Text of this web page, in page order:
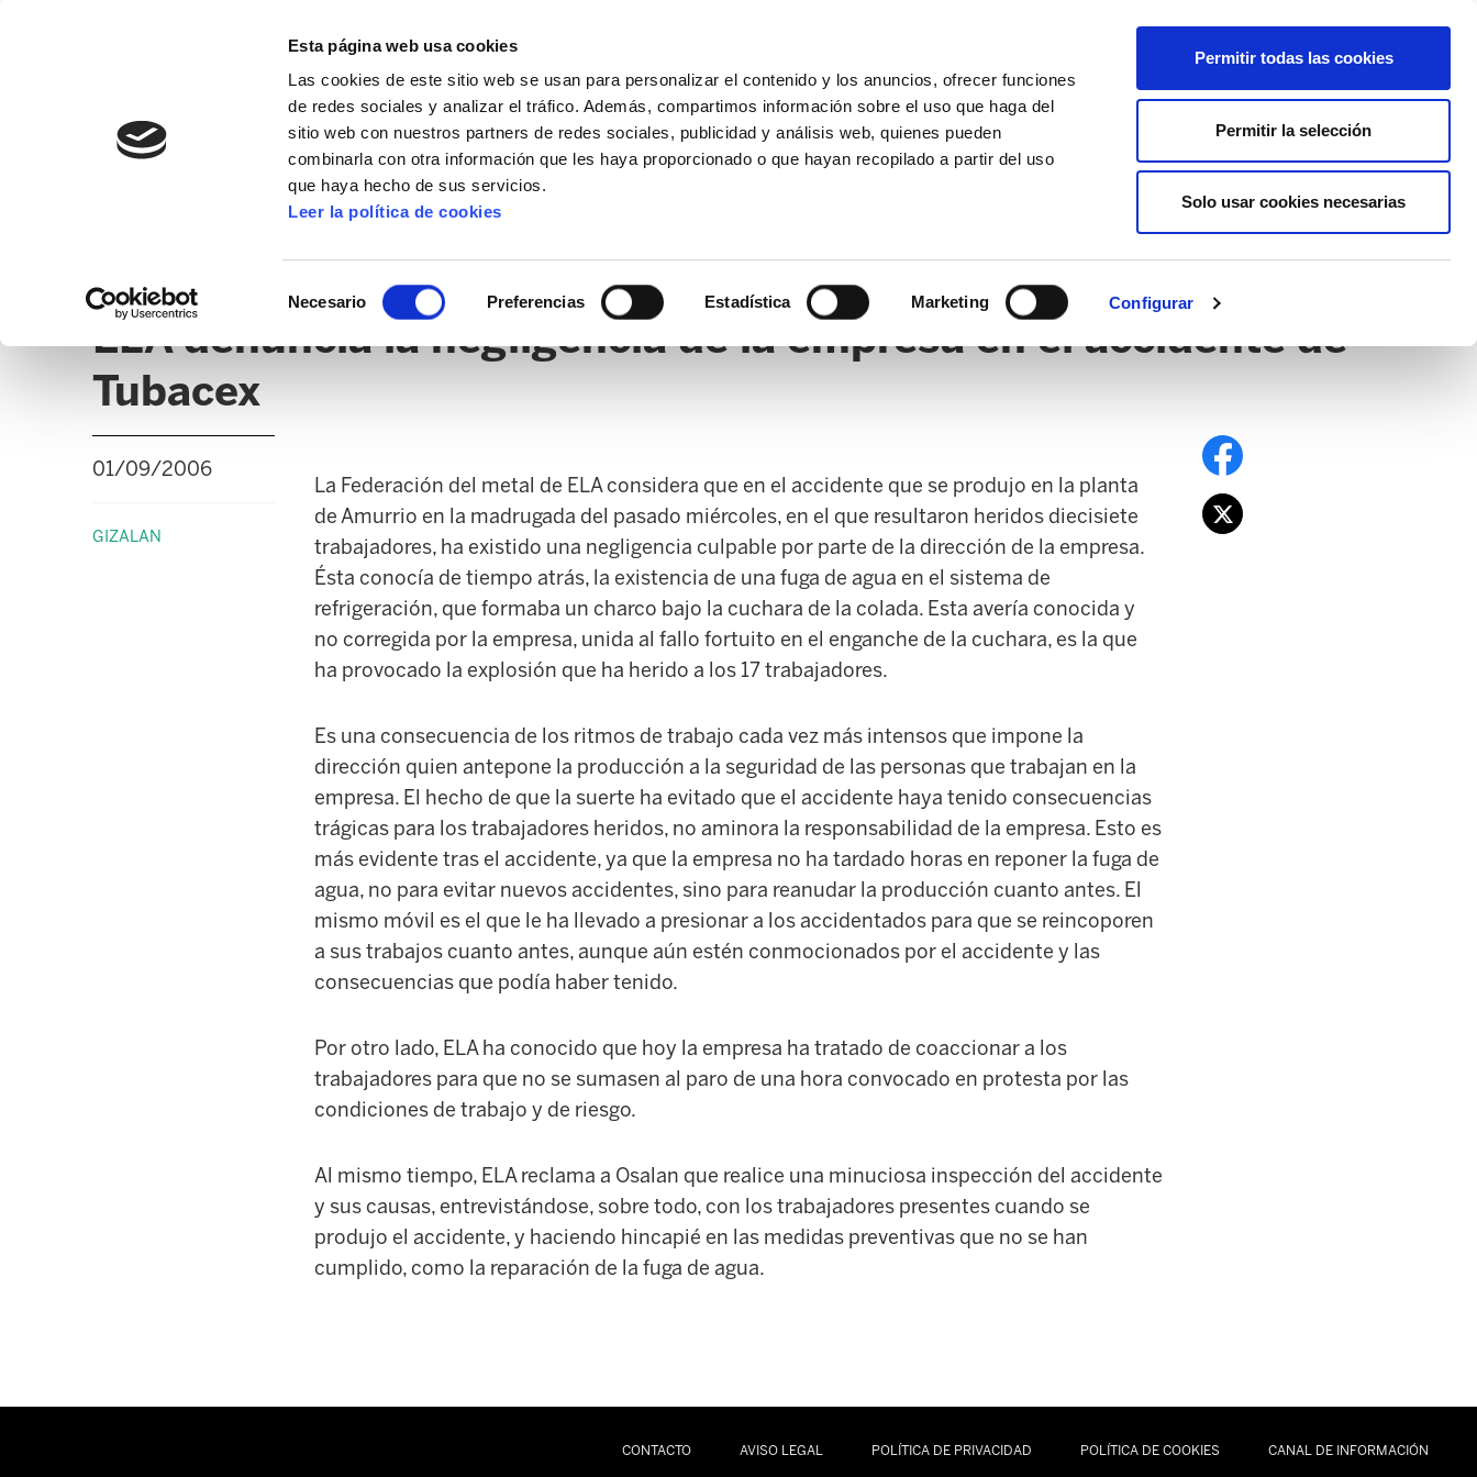
Esta página web usa cookies
Las cookies de este sitio web se usan para personalizar el contenido y los anuncios, ofrecer funciones
de redes sociales y analizar el tráfico. Además, compartimos información sobre el uso que haga del
sitio web con nuestros partners de redes sociales, publicidad y análisis web, quienes pueden
combinarla con otra información que les haya proporcionado o que hayan recopilado a partir del uso
que haya hecho de sus servicios.
Leer la política de cookies
Necesario Preferencias Estadística Marketing Configurar
Permitir todas las cookies
Permitir la selección
Solo usar cookies necesarias
AFÍLIATE
ELA denuncia la negligencia de la empresa en el accidente de
Tubacex
01/09/2006
GIZALAN
La Federación del metal de ELA considera que en el accidente que se produjo en la planta
de Amurrio en la madrugada del pasado miércoles, en el que resultaron heridos diecisiete
trabajadores, ha existido una negligencia culpable por parte de la dirección de la empresa.
Ésta conocía de tiempo atrás, la existencia de una fuga de agua en el sistema de
refrigeración, que formaba un charco bajo la cuchara de la colada. Esta avería conocida y
no corregida por la empresa, unida al fallo fortuito en el enganche de la cuchara, es la que
ha provocado la explosión que ha herido a los 17 trabajadores.
Es una consecuencia de los ritmos de trabajo cada vez más intensos que impone la
dirección quien antepone la producción a la seguridad de las personas que trabajan en la
empresa. El hecho de que la suerte ha evitado que el accidente haya tenido consecuencias
trágicas para los trabajadores heridos, no aminora la responsabilidad de la empresa. Esto es
más evidente tras el accidente, ya que la empresa no ha tardado horas en reponer la fuga de
agua, no para evitar nuevos accidentes, sino para reanudar la producción cuanto antes. El
mismo móvil es el que le ha llevado a presionar a los accidentados para que se reincoporen
a sus trabajos cuanto antes, aunque aún estén conmocionados por el accidente y las
consecuencias que podía haber tenido.
Por otro lado, ELA ha conocido que hoy la empresa ha tratado de coaccionar a los
trabajadores para que no se sumasen al paro de una hora convocado en protesta por las
condiciones de trabajo y de riesgo.
Al mismo tiempo, ELA reclama a Osalan que realice una minuciosa inspección del accidente
y sus causas, entrevistándose, sobre todo, con los trabajadores presentes cuando se
produjo el accidente, y haciendo hincapié en las medidas preventivas que no se han
cumplido, como la reparación de la fuga de agua.
CONTACTO AVISO LEGAL POLÍTICA DE PRIVACIDAD POLÍTICA DE COOKIES CANAL DE INFORMACIÓN